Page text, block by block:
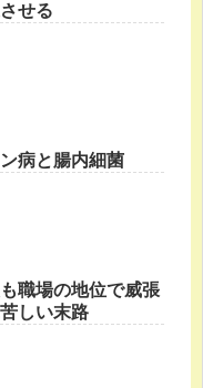
せる
病と腸内細菌
職場の地位で威張
しい末路